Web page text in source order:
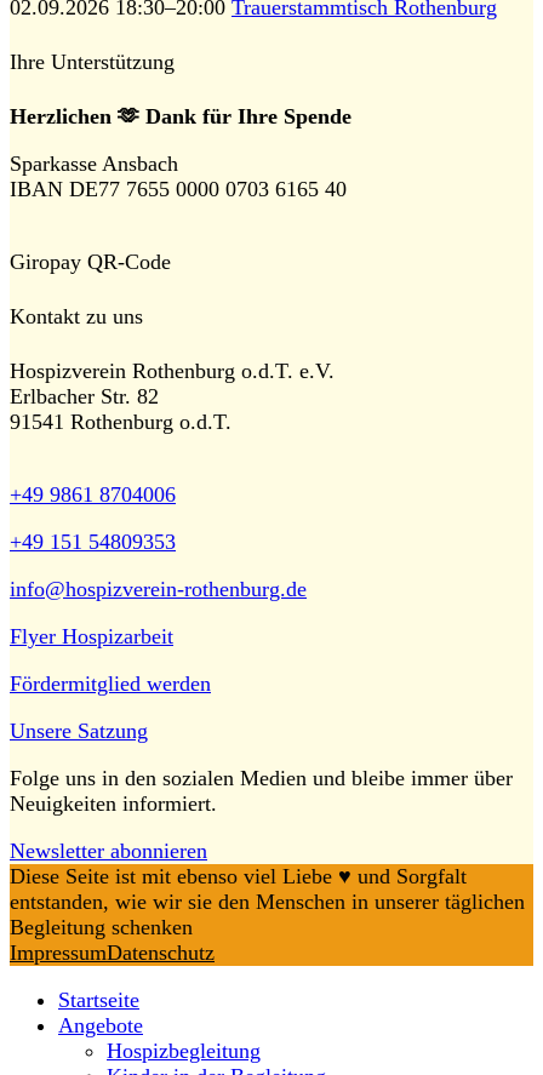
02.09.2026 18:30–20:00 Trauerstammtisch Rothenburg
Ihre Unterstützung
Herzlichen 🫶 Dank für Ihre Spende
Sparkasse Ansbach
IBAN DE77 7655 0000 0703 6165 40
Giropay QR-Code
Kontakt zu uns
Hospizverein Rothenburg o.d.T. e.V.
Erlbacher Str. 82
91541 Rothenburg o.d.T.
+49 9861 8704006
+49 151 54809353
info@hospizverein-rothenburg.de
Flyer Hospizarbeit
Fördermitglied werden
Unsere Satzung
Folge uns in den sozialen Medien und bleibe immer über
Neuigkeiten informiert.
Newsletter abonnieren
Diese Seite ist mit ebenso viel Liebe ♥️ und Sorgfalt
entstanden, wie wir sie den Menschen in unserer täglichen
Begleitung schenken
ImpressumDatenschutz
Startseite
Angebote
Hospizbegleitung